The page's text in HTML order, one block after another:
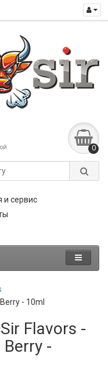
0
и сервис
- 10ml
Flavors -
-